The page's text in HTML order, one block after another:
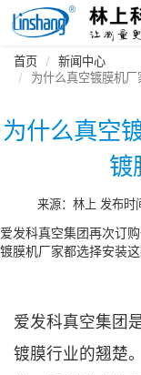
首页
新闻中心
为什么真空镀膜机
为什么真空
镀
来源：林上 发布
爱发科真空集团再次订
镀膜机厂家都选择安装
爱发科真空集团
镀膜行业的翘楚